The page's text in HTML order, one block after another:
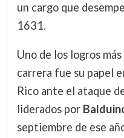
un cargo que
1631.
Uno de los logros
carrera fue su papel
Rico ante el ataque
liderados por
septiembre de ese